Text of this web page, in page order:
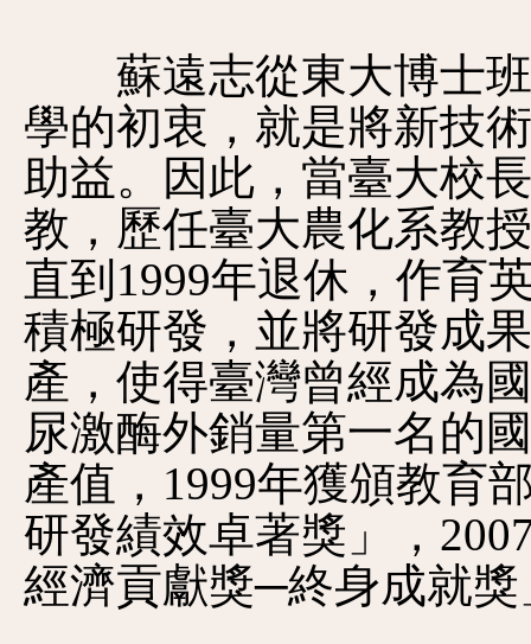
蘇遠志從東大博士班
學的初衷，就是將新技
助益。因此，當臺大校
教，歷任臺大農化系教
直到1999年退休，作育
積極研發，並將研發成
產，使得臺灣曾經成為
尿激酶外銷量第一名的
產值，1999年獲頒教育
研發績效卓著獎」，
經濟貢獻獎─終身成就獎